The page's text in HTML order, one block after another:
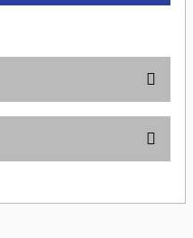
kullanarak tarafımıza